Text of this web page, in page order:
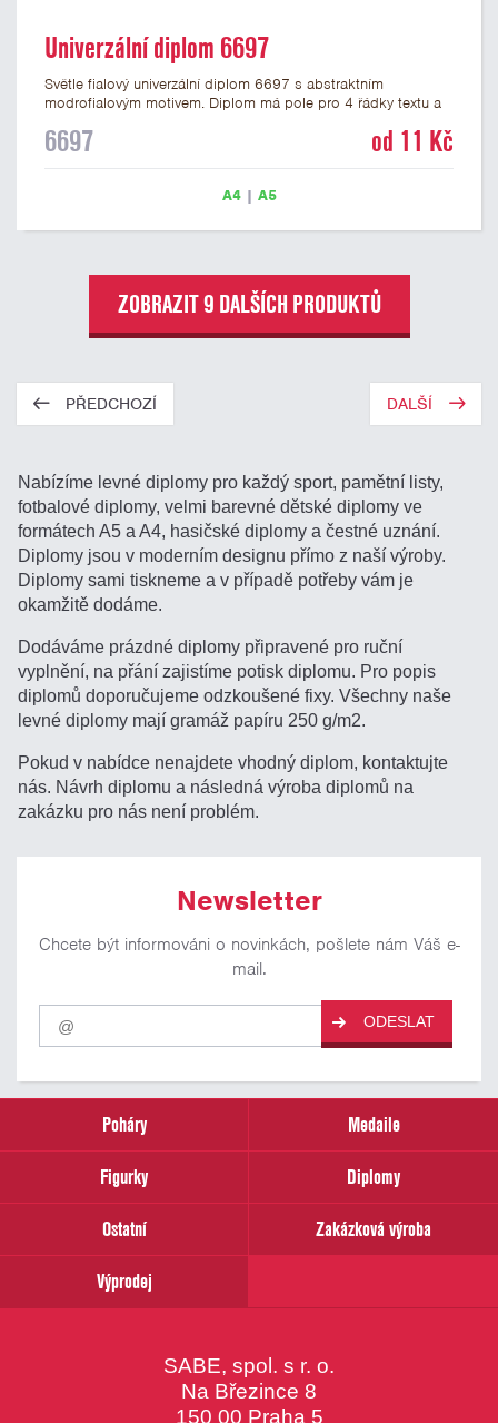
Univerzální diplom 6697
Světle fialový univerzální diplom 6697 s abstraktním
modrofialovým motivem. Diplom má pole pro 4 řádky textu a
ve formátu A4 a A5. Papírový diplom s univerzálním
6697 od 11 Kč
A4| A5
ZOBRAZIT 9 DALŠÍCH PRODUKTŮ
PŘEDCHOZÍ DALŠÍ
Nabízíme levné diplomy pro každý sport, pamětní listy,
fotbalové diplomy, velmi barevné dětské diplomy ve
formátech A5 a A4, hasičské diplomy a čestné uznání.
Diplomy jsou v moderním designu přímo z naší výroby.
Diplomy sami tiskneme a v případě potřeby vám je
okamžitě dodáme.
Dodáváme prázdné diplomy připravené pro ruční
vyplnění, na přání zajistíme potisk diplomu. Pro popis
diplomů doporučujeme odzkoušené fixy. Všechny naše
levné diplomy mají gramáž papíru 250 g/m2.
Pokud v nabídce nenajdete vhodný diplom, kontaktujte
nás. Návrh diplomu a následná výroba diplomů na
zakázku pro nás není problém.
Newsletter
Chcete být informováni o novinkách, pošlete nám Váš e-
mail.
Pro
odběr
našich
email
ODESLAT
Poháry
Medaile
Figurky
Diplomy
Ostatní
Zakázková výroba
Výprodej
SABE, spol. s r. o.
Na Březince 8
150 00 Praha 5